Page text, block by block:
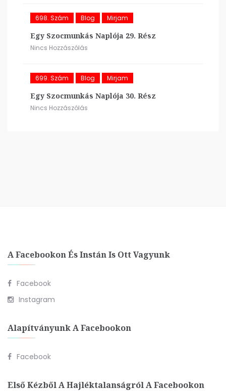
698. Szám Blog Mirjam
Egy Szocmunkás Naplója 29. Rész
Nincs Hozzászólás
699. Szám Blog Mirjam
Egy Szocmunkás Naplója 30. Rész
Nincs Hozzászólás
A Facebookon És Instán Is Ott Vagyunk
Facebook
Instagram
Alapítványunk A Facebookon
Facebook
Első Kézből A Hajléktalanságról A Facebookon